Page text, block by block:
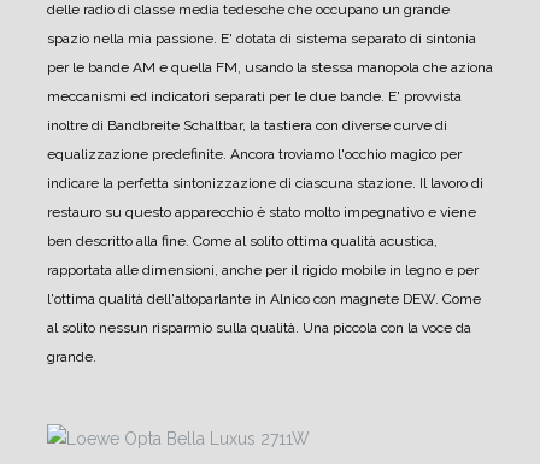
delle radio di classe media tedesche che occupano un grande
spazio nella mia passione. E' dotata di sistema separato di sintonia
per le bande AM e quella FM, usando la stessa manopola che aziona
meccanismi ed indicatori separati per le due bande. E' provvista
inoltre di Bandbreite Schaltbar, la tastiera con diverse curve di
equalizzazione predefinite. Ancora troviamo l'occhio magico per
indicare la perfetta sintonizzazione di ciascuna stazione. Il lavoro di
restauro su questo apparecchio è stato molto impegnativo e viene
ben descritto alla fine. Come al solito ottima qualità acustica,
rapportata alle dimensioni, anche per il rigido mobile in legno e per
l'ottima qualità dell'altoparlante in Alnico con magnete DEW. Come
al solito nessun risparmio sulla qualità. Una piccola con la voce da
grande.